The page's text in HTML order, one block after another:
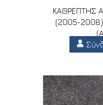
ΚΑΘΡΕΠΤΗΣ
(2005-